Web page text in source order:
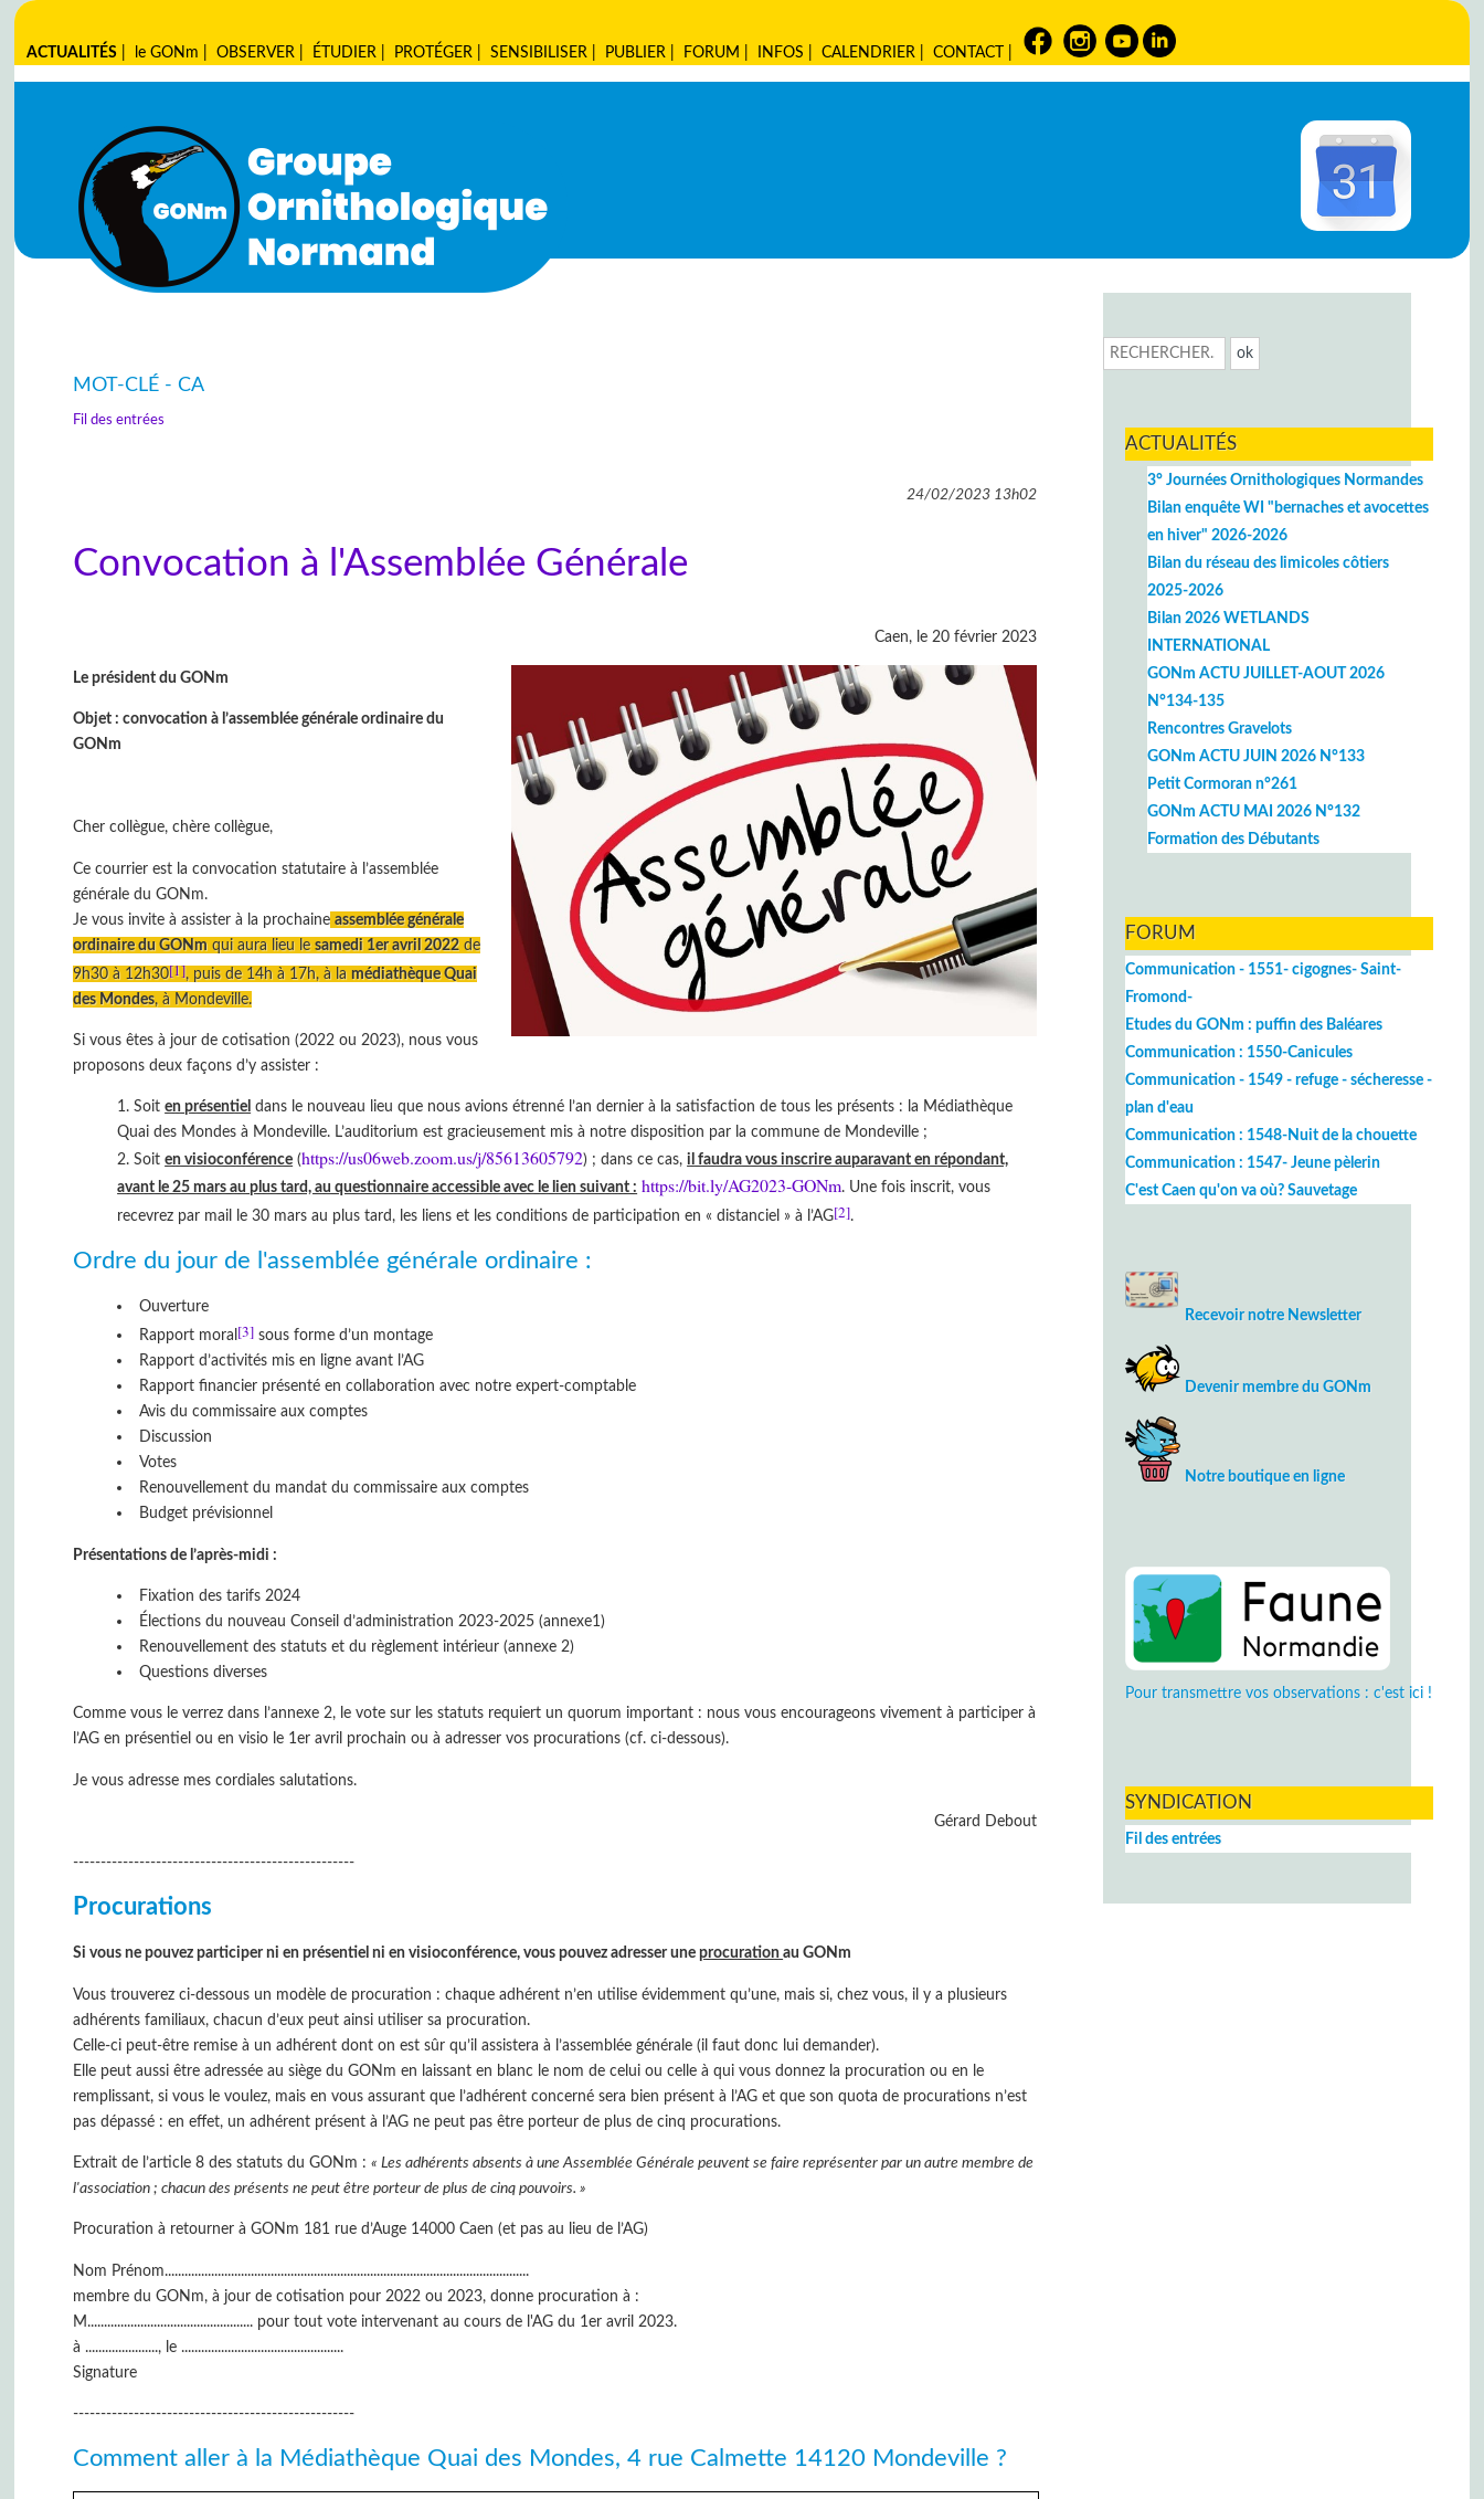
ACTUALITÉS le GONm |OBSERVER ÉTUDIER PROTÉGER |SENSIBILISER PUBLIER FORUM INFOS |CALENDRIER |CONTACT
MOT-CLÉ - CA
Fil des entrées
24/02/202313h02
Convocation à l'Assemblée Générale
Caen, le 20 février 2023
Le président du GONm
Objet : convocation à l’assemblée générale ordinaire du
GONm
Cher collègue, chère collègue,
Ce courrier est la convocation statutaire à l’assemblée
générale du GONm.
Je vous invite à assister à la prochaine assemblée générale
ordinaire du GONm qui aura lieu lesamedi 1er avril 2022 de
9h30 à 12h30[1], puis de 14h à 17h, à lamédiathèque Quai
des Mondes, à Mondeville.
Si vous êtes à jour de cotisation (2022 ou 2023), nous vous
proposons deux façons d’y assister :
Soiten présentiel dans le nouveau lieu que nous avions étrenné l’an dernier à la satisfaction de tous les présents : la Médiathèque
Quai des Mondes à Mondeville. L’auditorium est gracieusement mis à notre disposition par la commune de Mondeville ;
Soiten visioconférence (https://us06web.zoom.us/j/85613605792) ; dans ce cas,il faudra vous inscrire auparavant en répondant,
avant le 25 mars au plus tard, au questionnaire accessible avec le lien suivant : https://bit.ly/AG2023-GONm. Une fois inscrit, vous
recevrez par mail le 30 mars au plus tard, les liens et les conditions de participation en « distanciel » à l’AG[2].
Ordre du jour de l'assemblée générale ordinaire :
Ouverture
Rapport moral [3]sous forme d’un montage
Rapport d’activités mis en ligne avant l’AG
Rapport financier présenté en collaboration avec notre expert-comptable
Avis du commissaire aux comptes
Discussion
Votes
Renouvellement du mandat du commissaire aux comptes
Budget prévisionnel
Présentations de l’après-midi :
Fixation des tarifs 2024
Élections du nouveau Conseil d’administration 2023-2025 (annexe1)
Renouvellement des statuts et du règlement intérieur (annexe 2)
Questions diverses
Comme vous le verrez dans l’annexe 2, le vote sur les statuts requiert un quorum important : nous vous encourageons vivement à participer à
l’AG en présentiel ou en visio le 1er avril prochain ou à adresser vos procurations (cf. ci-dessous).
Je vous adresse mes cordiales salutations.
Gérard Debout
---------------------------------------------------
Procurations
Si vous ne pouvez participer ni en présentiel ni en visioconférence, vous pouvez adresser uneprocurationau GONm
Vous trouverez ci-dessous un modèle de procuration : chaque adhérent n’en utilise évidemment qu’une, mais si, chez vous, il y a plusieurs
adhérents familiaux, chacun d’eux peut ainsi utiliser sa procuration.
Celle-ci peut-être remise à un adhérent dont on est sûr qu’il assistera à l’assemblée générale (il faut donc lui demander).
Elle peut aussi être adressée au siège du GONm en laissant en blanc le nom de celui ou celle à qui vous donnez la procuration ou en le
remplissant, si vous le voulez, mais en vous assurant que l’adhérent concerné sera bien présent à l’AG et que son quota de procurations n’est
pas dépassé : en effet, un adhérent présent à l’AG ne peut pas être porteur de plus de cinq procurations.
Extrait de l’article 8 des statuts du GONm :« Les adhérents absents à une Assemblée Générale peuvent se faire représenter par un autre membre de
l'association ; chacun des présents ne peut être porteur de plus de cinq pouvoirs. »
Procuration à retourner à GONm 181 rue d’Auge 14000 Caen (et pas au lieu de l’AG)
Nom Prénom..............................................................................................................
membre du GONm, à jour de cotisation pour 2022 ou 2023, donne procuration à :
M.................................................. pour tout vote intervenant au cours de l'AG du 1er avril 2023.
à ......................, le .................................................
Signature
---------------------------------------------------
Comment aller à la Médiathèque Quai des Mondes, 4 rue Calmette 14120 Mondeville ?
ACTUALITÉS
3° Journées Ornithologiques Normandes
Bilan enquête WI "bernaches et avocettes
en hiver" 2026-2026
Bilan du réseau des limicoles côtiers
2025-2026
Bilan 2026 WETLANDS
INTERNATIONAL
GONm ACTU JUILLET-AOUT 2026
N°134-135
Rencontres Gravelots
GONm ACTU JUIN 2026 N°133
Petit Cormoran n°261
GONm ACTU MAI 2026 N°132
Formation des Débutants
FORUM
Communication - 1551- cigognes- Saint-
Fromond-
Etudes du GONm : puffin des Baléares
Communication : 1550-Canicules
Communication - 1549 - refuge - sécheresse -
plan d'eau
Communication : 1548-Nuit de la chouette
Communication : 1547- Jeune pèlerin
C'est Caen qu'on va où? Sauvetage
Recevoir notre Newsletter
Devenir membre du GONm
Notre boutique en ligne
Pour transmettre vos observations : c'est ici !
SYNDICATION
Fil des entrées